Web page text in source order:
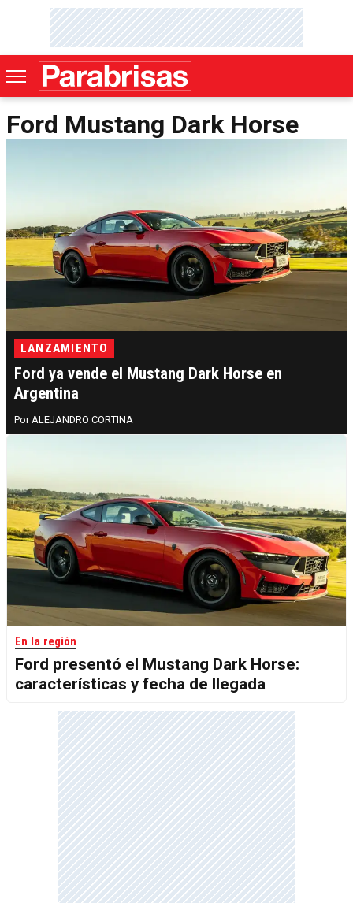
Ford Mustang Dark Horse
LANZAMIENTO
Ford ya vende el Mustang Dark Horse en
Argentina
ALEJANDRO CORTINA
En la región
Ford presentó el Mustang Dark Horse:
características y fecha de llegada